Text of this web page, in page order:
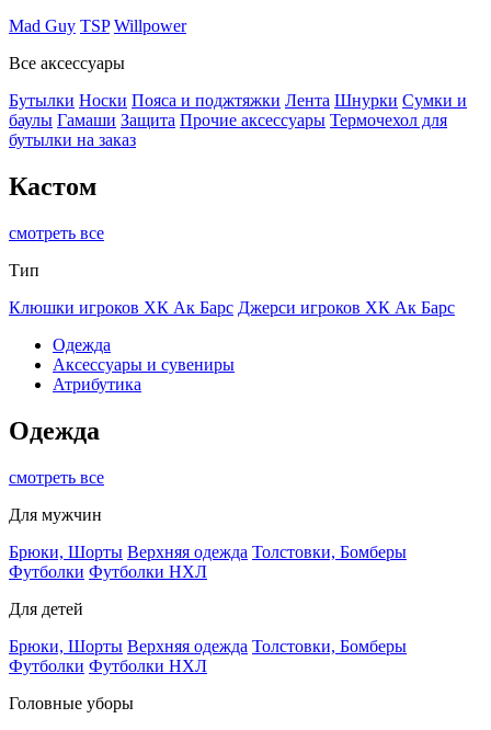
Mad Guy TSP Willpower
Все аксессуары
Бутылки Носки Пояса и поджтяжки Лента Шнурки Сумки и
баулы Гамаши Защита Прочие аксессуары Термочехол для
бутылки на заказ
Кастом
смотреть все
Тип
Клюшки игроков ХК Ак Барс Джерси игроков ХК Ак Барс
Одежда
Аксессуары и сувениры
Атрибутика
Одежда
смотреть все
Для мужчин
Брюки, Шорты Верхняя одежда Толстовки, Бомберы
Футболки Футболки НХЛ
Для детей
Брюки, Шорты Верхняя одежда Толстовки, Бомберы
Футболки Футболки НХЛ
Головные уборы